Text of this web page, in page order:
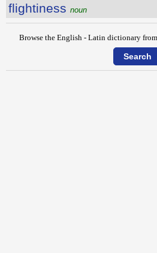
flightiness noun
Browse the English - Latin dictionary